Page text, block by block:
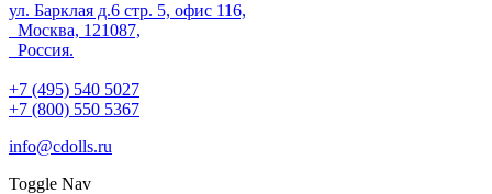
ул. Барклая д.6 стр. 5, офис 116,
Москва, 121087,
Россия.
+7 (495) 540 5027
+7 (800) 550 5367
info@cdolls.ru
Toggle Nav